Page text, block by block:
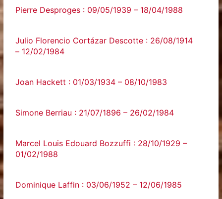
Pierre Desproges : 09/05/1939 – 18/04/1988
Julio Florencio Cortázar Descotte : 26/08/1914
– 12/02/1984
Joan Hackett : 01/03/1934 – 08/10/1983
Simone Berriau : 21/07/1896 – 26/02/1984
Marcel Louis Edouard Bozzuffi : 28/10/1929 –
01/02/1988
Dominique Laffin : 03/06/1952 – 12/06/1985